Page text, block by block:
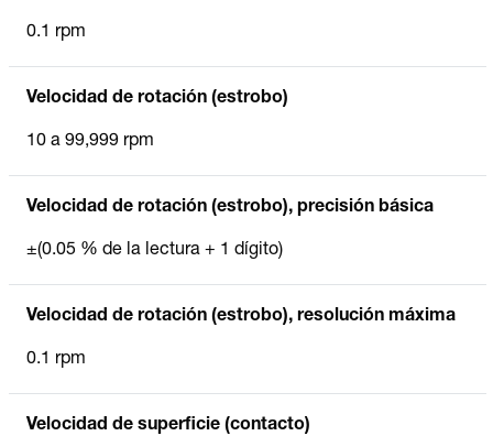
0.1 rpm
Velocidad de rotación (estrobo)
10 a 99,999 rpm
Velocidad de rotación (estrobo), precisión básica
±(0.05 % de la lectura + 1 dígito)
Velocidad de rotación (estrobo), resolución máxima
0.1 rpm
Velocidad de superficie (contacto)